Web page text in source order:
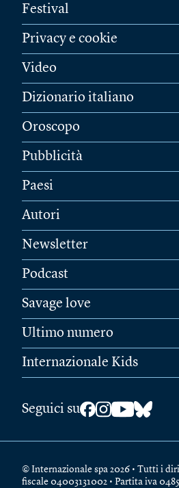
Festival
Privacy e cookie
Video
Dizionario italiano
Oroscopo
Pubblicità
Paesi
Autori
Newsletter
Podcast
Savage love
Ultimo numero
Internazionale Kids
Seguici su
© Internazionale spa 2026 • Tutti i
fiscale 04003131002 • Partita iva